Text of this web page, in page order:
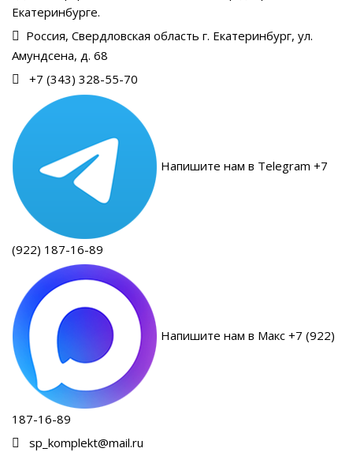
Екатеринбурге.
Россия, Свердловская область г. Екатеринбург, ул.
Амундсена, д. 68
+7 (343) 328-55-70
Напишите нам в Telegram +7
(922) 187-16-89
Напишите нам в Макс +7 (922)
187-16-89
sp_komplekt@mail.ru